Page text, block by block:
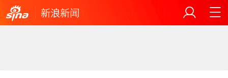
新浪新闻